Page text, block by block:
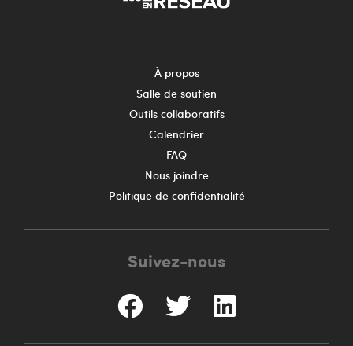
À propos
Salle de soutien
Outils collaboratifs
Calendrier
FAQ
Nous joindre
Politique de confidentialité
Suivez-nous